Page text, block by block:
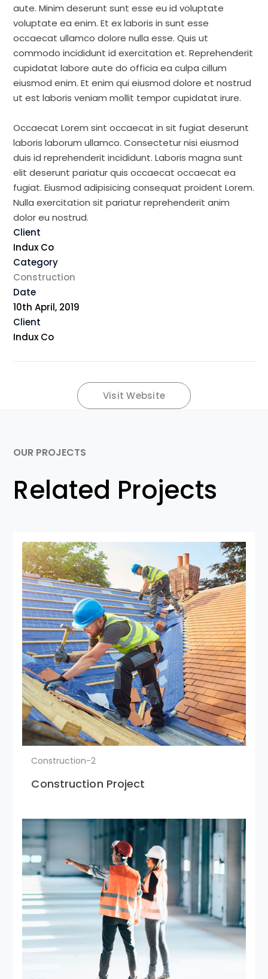
aute. Minim deserunt sunt esse eu id voluptate
voluptate ea enim. Et ex laboris in sunt esse
occaecat ullamco dolore nulla esse. Quis ut
commodo incididunt id exercitation et. Reprehenderit
cupidatat labore aute do officia ea culpa cillum
eiusmod enim. Et enim qui eiusmod dolore et nostrud
ut est laboris veniam mollit tempor cupidatat irure.
Occaecat Lorem sint occaecat in sit fugiat deserunt
laboris laborum ullamco. Consectetur nisi eiusmod
duis id reprehenderit incididunt. Laboris magna sunt
elit deserunt pariatur quis occaecat occaecat ea
fugiat. Eiusmod adipisicing consequat proident Lorem.
Nulla exercitation sit pariatur reprehenderit anim
dolor eu nostrud.
Client
Indux Co
Category
Construction
Date
10th April, 2019
Client
Indux Co
Visit Website
OUR PROJECTS
Related Projects
Construction-2
Construction Project